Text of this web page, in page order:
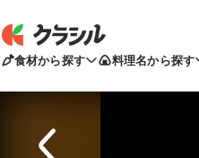
食材から探す 料理名から探す